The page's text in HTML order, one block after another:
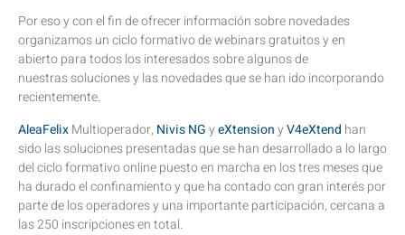
Por eso y con el fin de ofrecer información sobre novedades
organizamos un ciclo formativo de webinars gratuitos y en
abierto para todos los interesados sobre algunos de
nuestras soluciones y las novedades que se han ido incorporando
recientemente.
AleaFelixMultioperador, Nivis NGyeXtensionyV4eXtend han
sido las soluciones presentadas que se han desarrollado a lo largo
del ciclo formativo online puesto en marcha en los tres meses que
ha durado el confinamiento y que ha contado con gran interés por
parte de los operadores y una importante participación, cercana a
las 250 inscripciones en total.